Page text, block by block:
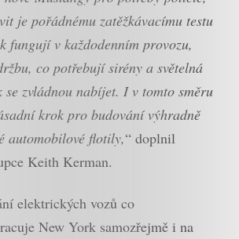
je pořádnému zatěžkávacímu testu
fungují v každodenním provozu,
co potřebují sirény a světelná
se zvládnou nabíjet. I v tomto směru
krok pro budování výhradně
automobilové flotily,“ doplnil
Keith Kerman.
elektrických vozů co
New York samozřejmě i na